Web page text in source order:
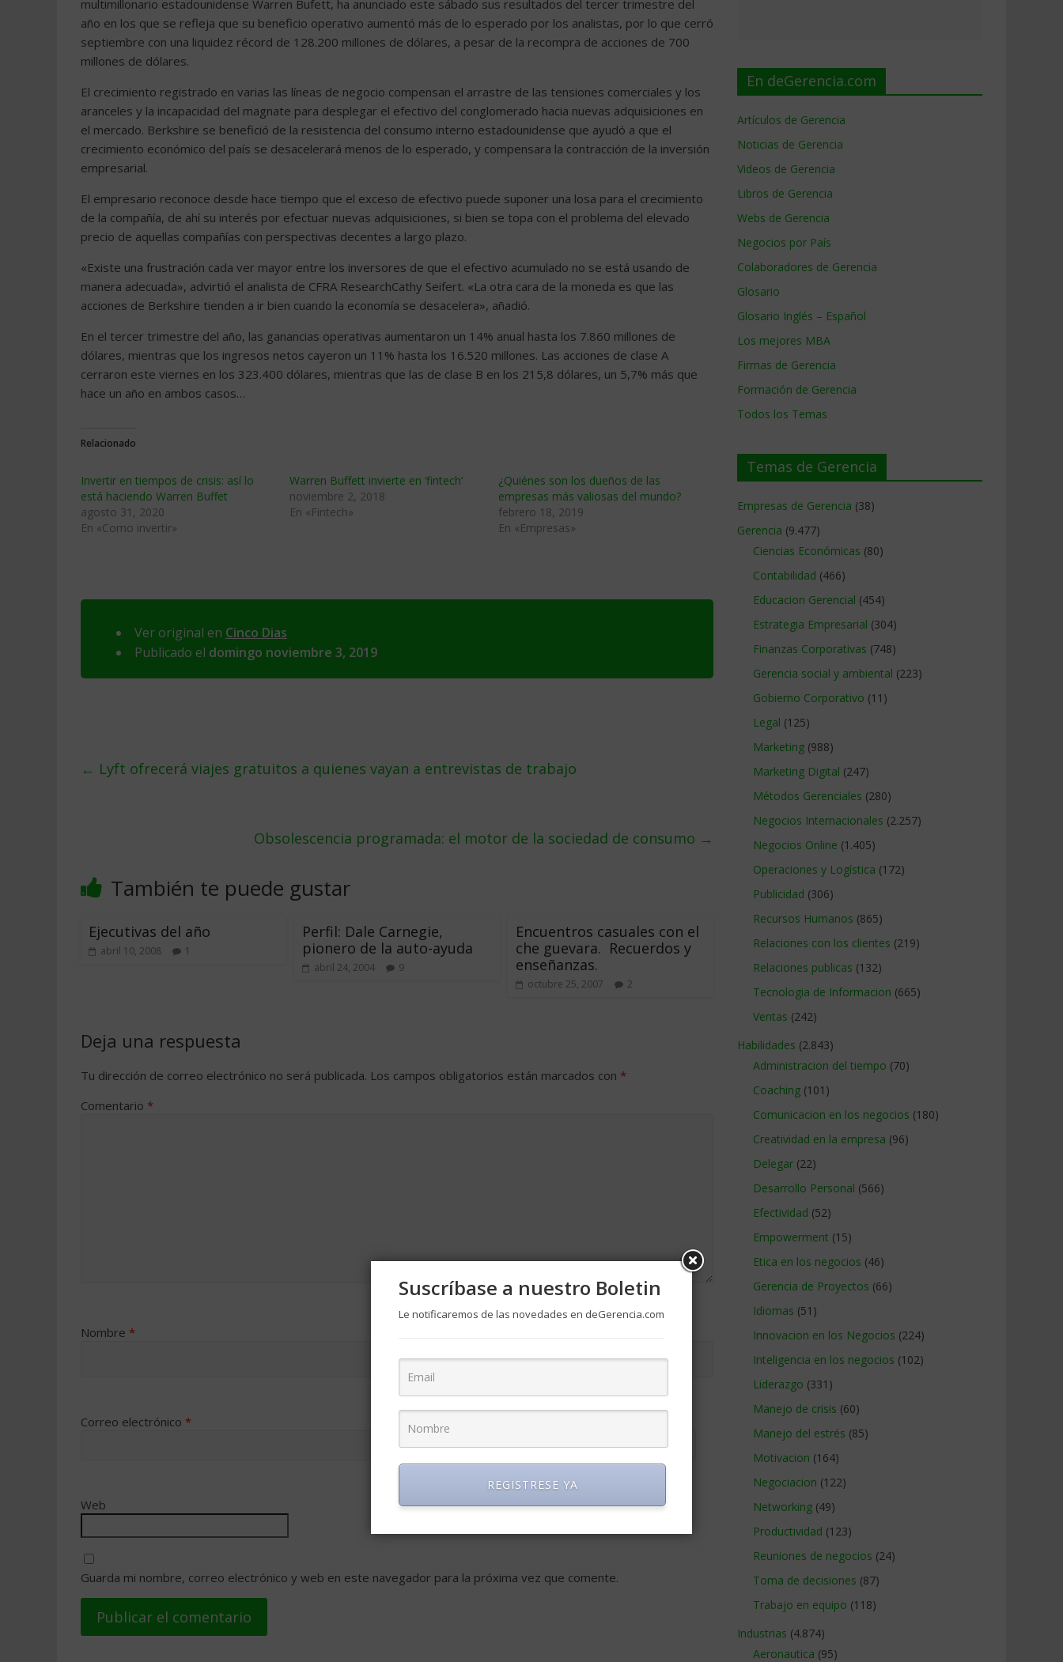
multimillonario estadounidense Warren Bufett, ha anunciado este sábado sus resultados del tercer trimestre del
año en los que se refleja que su beneficio operativo aumentó más de lo esperado por los analistas, por lo que cerró
septiembre con una liquidez récord de 128.200 millones de dólares, a pesar de la recompra de acciones de 700
millones de dólares.
El crecimiento registrado en varias las líneas de negocio compensan el arrastre de las tensiones comerciales y los
aranceles y la incapacidad del magnate para desplegar el efectivo del conglomerado hacia nuevas adquisiciones en
el mercado. Berkshire se benefició de la resistencia del consumo interno estadounidense que ayudó a que el
crecimiento económico del país se desacelerará menos de lo esperado, y compensara la contracción de la inversión
empresarial.
El empresario reconoce desde hace tiempo que el exceso de efectivo puede suponer una losa para el crecimiento
de la compañía, de ahí su interés por efectuar nuevas adquisiciones, si bien se topa con el problema del elevado
precio de aquellas compañías con perspectivas decentes a largo plazo.
«Existe una frustración cada ver mayor entre los inversores de que el efectivo acumulado no se está usando de
manera adecuada», advirtió el analista de CFRA ResearchCathy Seifert. «La otra cara de la moneda es que las
acciones de Berkshire tienden a ir bien cuando la economía se desacelera», añadió.
En el tercer trimestre del año, las ganancias operativas aumentaron un 14% anual hasta los 7.860 millones de
dólares, mientras que los ingresos netos cayeron un 11% hasta los 16.520 millones. Las acciones de clase A
cerraron este viernes en los 323.400 dólares, mientras que las de clase B en los 215,8 dólares, un 5,7% más que
hace un año en ambos casos…
Relacionado
Invertir en tiempos de crisis: así lo
está haciendo Warren Buffet
agosto 31, 2020
En «Como invertir»
Warren Buffett invierte en ‘fintech’
noviembre 2, 2018
En «Fintech»
¿Quiénes son los dueños de las
empresas más valiosas del mundo?
febrero 18, 2019
En «Empresas»
Ver original en Cinco Dias
Publicado el domingo noviembre 3, 2019
← Lyft ofrecerá viajes gratuitos a quienes vayan a entrevistas de trabajo
Obsolescencia programada: el motor de la sociedad de consumo →
También te puede gustar
Ejecutivas del año
abril 10, 2008 1
Perfil: Dale Carnegie,
pionero de la auto-ayuda
abril 24, 2004 9
Encuentros casuales con el
che guevara. Recuerdos y
enseñanzas.
octubre 25, 2007 2
Deja una respuesta
Tu dirección de correo electrónico no será publicada. Los campos obligatorios están marcados con *
Comentario *
Nombre *
Correo electrónico *
Web
Guarda mi nombre, correo electrónico y web en este navegador para la próxima vez que comente.
En deGerencia.com
Artículos de Gerencia
Noticias de Gerencia
Videos de Gerencia
Libros de Gerencia
Webs de Gerencia
Negocios por País
Colaboradores de Gerencia
Glosario
Glosario Inglés – Español
Los mejores MBA
Firmas de Gerencia
Formación de Gerencia
Todos los Temas
Temas de Gerencia
Empresas de Gerencia (38)
Gerencia (9.477)
Ciencias Económicas (80)
Contabilidad (466)
Educacion Gerencial (454)
Estrategia Empresarial (304)
Finanzas Corporativas (748)
Gerencia social y ambiental (223)
Gobierno Corporativo (11)
Legal (125)
Marketing (988)
Marketing Digital (247)
Métodos Gerenciales (280)
Negocios Internacionales (2.257)
Negocios Online (1.405)
Operaciones y Logística (172)
Publicidad (306)
Recursos Humanos (865)
Relaciones con los clientes (219)
Relaciones publicas (132)
Tecnologia de Informacion (665)
Ventas (242)
Habilidades (2.843)
Administracion del tiempo (70)
Coaching (101)
Comunicacion en los negocios (180)
Creatividad en la empresa (96)
Delegar (22)
Desarrollo Personal (566)
Efectividad (52)
Empowerment (15)
Etica en los negocios (46)
Gerencia de Proyectos (66)
Idiomas (51)
Innovacion en los Negocios (224)
Inteligencia en los negocios (102)
Liderazgo (331)
Manejo de crisis (60)
Manejo del estrés (85)
Motivacion (164)
Negociacion (122)
Networking (49)
Productividad (123)
Reuniones de negocios (24)
Toma de decisiones (87)
Trabajo en equipo (118)
Industrias (4.874)
Aeronautica (95)
Suscríbase a nuestro Boletin
Le notificaremos de las novedades en deGerencia.com
REGISTRESE YA